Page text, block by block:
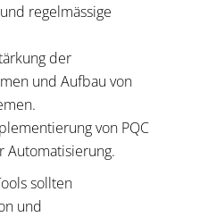
regelmässige
der
und Aufbau von
von PQC
Automatisierung.
sollten
und